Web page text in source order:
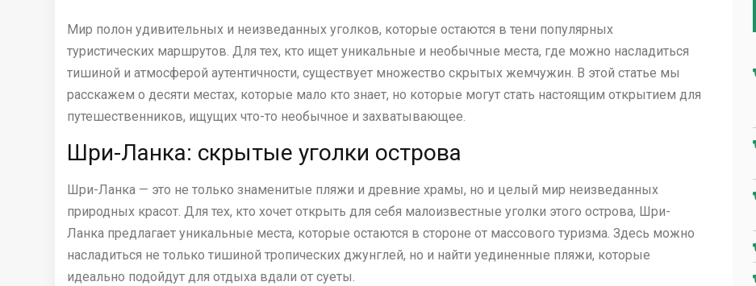
Мир полон удивительных и неизведанных уголков, которые остаются в тени популярных
туристических маршрутов. Для тех, кто ищет уникальные и необычные места, где можно насладиться
тишиной и атмосферой аутентичности, существует множество скрытых жемчужин. В этой статье мы
расскажем о десяти местах, которые мало кто знает, но которые могут стать настоящим открытием для
путешественников, ищущих что-то необычное и захватывающее.
Шри-Ланка: скрытые уголки острова
Шри-Ланка — это не только знаменитые пляжи и древние храмы, но и целый мир неизведанных
природных красот. Для тех, кто хочет открыть для себя малоизвестные уголки этого острова, Шри-
Ланка предлагает уникальные места, которые остаются в стороне от массового туризма. Здесь можно
насладиться не только тишиной тропических джунглей, но и найти уединенные пляжи, которые
идеально подойдут для отдыха вдали от суеты.